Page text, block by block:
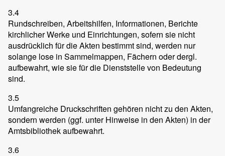
3.4
Rundschreiben, Arbeitshilfen, Informationen, Berichte
kirchlicher Werke und Einrichtungen, sofern sie nicht
ausdrücklich für die Akten bestimmt sind, werden nur
solange lose in Sammelmappen, Fächern oder dergl.
aufbewahrt, wie sie für die Dienststelle von Bedeutung
sind.
3.5
Umfangreiche Druckschriften gehören nicht zu den Akten,
sondern werden (ggf. unter Hinweise in den Akten) in der
Amtsbibliothek aufbewahrt.
3.6